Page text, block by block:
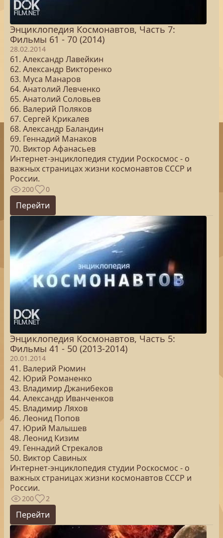
Энциклопедия Космонавтов, Часть 7:
Фильмы 61 - 70 (2014)
28.02.2014
61. Александр Лавейкин
62. Александр Викторенко
63. Муса Манаров
64. Анатолий Левченко
65. Анатолий Соловьев
66. Валерий Поляков
67. Сергей Крикалев
68. Александр Баландин
69. Геннадий Манаков
70. Виктор Афанасьев
Интернет-энциклопедия студии Роскосмос - о
важных страницах жизни космонавтов СССР и
России.
200 0
Перейти
Энциклопедия Космонавтов, Часть 5:
Фильмы 41 - 50 (2013-2014)
20.01.2014
41. Валерий Рюмин
42. Юрий Романенко
43. Владимир Джанибеков
44. Александр Иванченков
45. Владимир Ляхов
46. Леонид Попов
47. Юрий Малышев
48. Леонид Кизим
49. Геннадий Стрекалов
50. Виктор Cавиных
Интернет-энциклопедия студии Роскосмос - о
важных страницах жизни космонавтов СССР и
России.
200 2
Перейти